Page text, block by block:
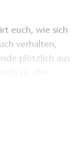
euch, wie sich
verhalten,
plötzlich aus
so alles